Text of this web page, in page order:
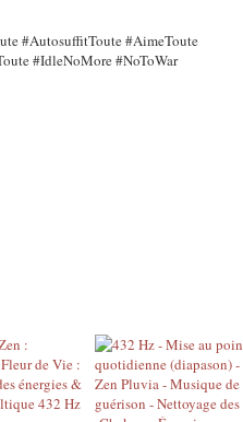
#‎AutosuffitToute #‎AimeToute
#‎IdleNoMore #‎NoToWar